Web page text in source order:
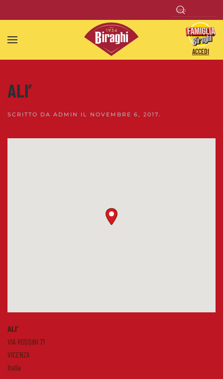
Skip to main content
ACCEDI
ALI’
SCRITTO DA ADMIN IL NOVEMBRE 6, 2017.
ALI’
VIA ROSSINI 71
VICENZA
Italia